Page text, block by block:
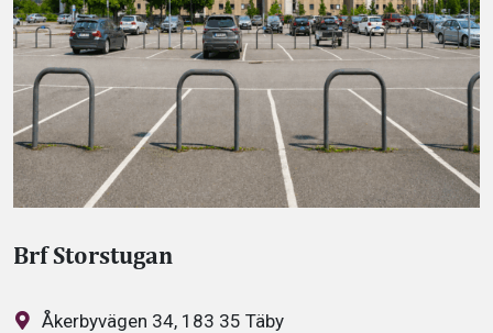
Brf Storstugan
Åkerbyvägen 34, 183 35 Täby